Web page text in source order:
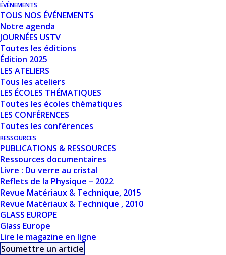
ÉVÉNEMENTS
TOUS NOS ÉVÉNEMENTS
Notre agenda
JOURNÉES USTV
Toutes les éditions
Édition 2025
LES ATELIERS
Tous les ateliers
LES ÉCOLES THÉMATIQUES
Toutes les écoles thématiques
LES CONFÉRENCES
Toutes les conférences
RESSOURCES
PUBLICATIONS & RESSOURCES
Ressources documentaires
Livre : Du verre au cristal
Reflets de la Physique – 2022
Revue Matériaux & Technique, 2015
Revue Matériaux & Technique , 2010
GLASS EUROPE
Glass Europe
Lire le magazine en ligne
Soumettre un article
Nombre de fichiers
Date de création
Dernière mise à jour
CONDUCTIVITÉ
ÉLECTRIQUE -
EXPÉRIMENTALES
DES
CONDUCTIVITÉS
ÉLECTRIQUES DE
LIQUIDES